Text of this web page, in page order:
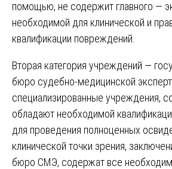
помощью, не содержит главного —
необходимой для клинической и
квалификации повреждений.
Вторая категория учреждений —
бюро судебно-медицинской
специализированные учреждения,
обладают необходимой
для проведения полноценных
клинической точки зрения,
бюро СМЭ, содержат все